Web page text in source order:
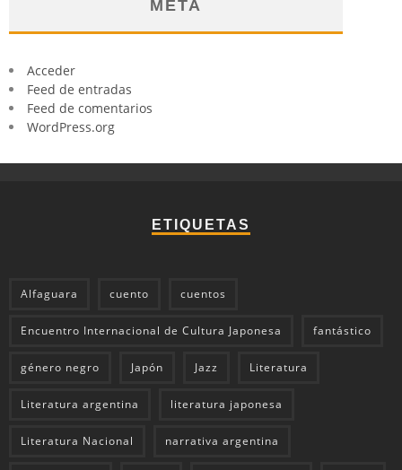
META
Acceder
Feed de entradas
Feed de comentarios
WordPress.org
ETIQUETAS
Alfaguara cuento cuentos
Encuentro Internacional de Cultura Japonesa fantástico
género negro Japón Jazz Literatura
Literatura argentina literatura japonesa
Literatura Nacional narrativa argentina